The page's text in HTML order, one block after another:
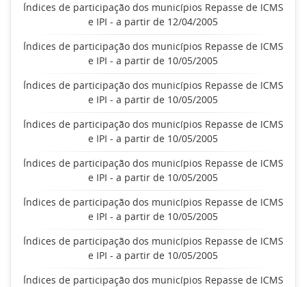
Índices de participação dos municípios Repasse de ICMS
e IPI - a partir de 12/04/2005
Índices de participação dos municípios Repasse de ICMS
e IPI - a partir de 10/05/2005
Índices de participação dos municípios Repasse de ICMS
e IPI - a partir de 10/05/2005
Índices de participação dos municípios Repasse de ICMS
e IPI - a partir de 10/05/2005
Índices de participação dos municípios Repasse de ICMS
e IPI - a partir de 10/05/2005
Índices de participação dos municípios Repasse de ICMS
e IPI - a partir de 10/05/2005
Índices de participação dos municípios Repasse de ICMS
e IPI - a partir de 10/05/2005
Índices de participação dos municípios Repasse de ICMS